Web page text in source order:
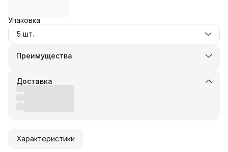
Упаковка
5 шт.
Преимущества
Оплата частями в Сплит
Удобный возврат
Доставка
Характеристики